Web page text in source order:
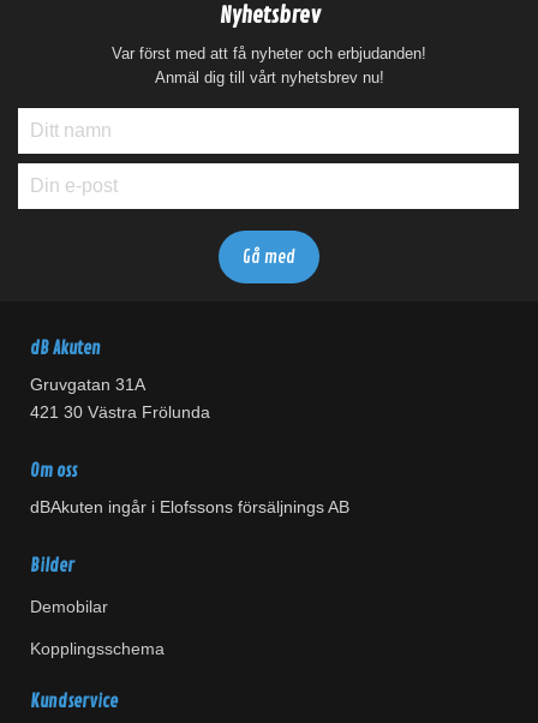
Nyhetsbrev
Var först med att få nyheter och erbjudanden!
Anmäl dig till vårt nyhetsbrev nu!
dB Akuten
Gruvgatan 31A
421 30 Västra Frölunda
Om oss
dBAkuten ingår i Elofssons försäljnings AB
Bilder
Demobilar
Kopplingsschema
Kundservice